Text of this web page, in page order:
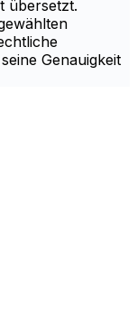
übersetzt.
Genauigkeit